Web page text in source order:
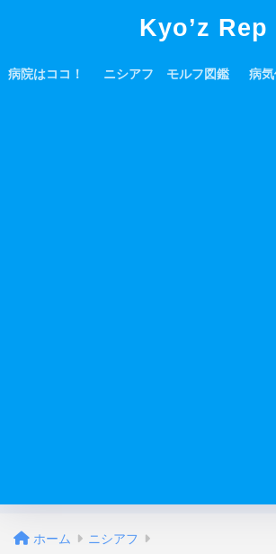
Kyo’z Rep
病院はココ！ ニシアフ モルフ図鑑 病気
ホーム ニシアフ